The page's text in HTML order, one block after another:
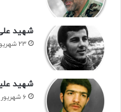
شهید
۲۳ شهریور ۱۳۹۸
شهید
۶ شهریور ۱۳۹۷